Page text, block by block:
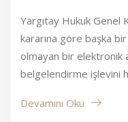
Yargıtay Hukuk Genel
kararına göre başka
olmayan bir elektronik
belgelendirme işlevini
Devamını Oku